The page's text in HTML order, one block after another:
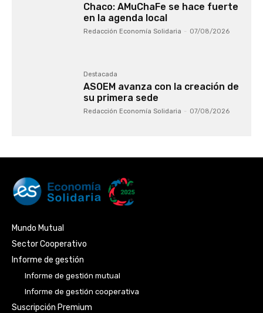
Chaco: AMuChaFe se hace fuerte
en la agenda local
Redacción Economía Solidaria - 07/08/2026
Destacada
ASOEM avanza con la creación de
su primera sede
Redacción Economía Solidaria - 07/08/2026
Mundo Mutual
Sector Cooperativo
Informe de gestión
Informe de gestión mutual
Informe de gestión cooperativa
Suscripción Premium